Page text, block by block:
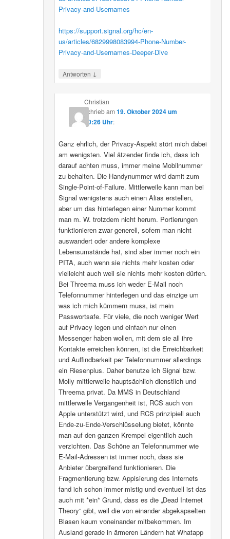
Privacy-and-Usernames
https://support.signal.org/hc/en-
us/articles/6829998083994-Phone-Number-
Privacy-and-Usernames-Deeper-Dive
Antworten ↓
Christian
schriebam 19. Oktober 2024 um
10:26 Uhr:
Ganz ehrlich, der Privacy-Aspekt stört mich dabei
am wenigsten. Viel ätzender finde ich, dass ich
darauf achten muss, immer meine Mobilnummer
zu behalten. Die Handynummer wird damit zum
Single-Point-of-Failure. Mittlerweile kann man bei
Signal wenigstens auch einen Alias erstellen,
aber um das hinterlegen einer Nummer kommt
man m. W. trotzdem nicht herum. Portierungen
funktionieren zwar generell, sofern man nicht
auswandert oder andere komplexe
Lebensumstände hat, sind aber immer noch ein
PITA, auch wenn sie nichts mehr kosten oder
vielleicht auch weil sie nichts mehr kosten dürfen.
Bei Threema muss ich weder E-Mail noch
Telefonnummer hinterlegen und das einzige um
was ich mich kümmern muss, ist mein
Passwortsafe. Für viele, die noch weniger Wert
auf Privacy legen und einfach nur einen
Messenger haben wollen, mit dem sie all ihre
Kontakte erreichen können, ist die Erreichbarkeit
und Auffindbarkeit per Telefonnummer allerdings
ein Riesenplus. Daher benutze ich Signal bzw.
Molly mittlerweile hauptsächlich dienstlich und
Threema privat. Da MMS in Deutschland
mittlerweile Vergangenheit ist, RCS auch von
Apple unterstützt wird, und RCS prinzipiell auch
Ende-zu-Ende-Verschlüsselung bietet, könnte
man auf den ganzen Krempel eigentlich auch
verzichten. Das Schöne an Telefonnummer wie
E-Mail-Adressen ist immer noch, dass sie
Anbieter übergreifend funktionieren. Die
Fragmentierung bzw. Appisierung des Internets
fand ich schon immer mistig und eventuell ist das
auch mit *ein* Grund, dass es die „Dead Internet
Theory“ gibt, weil die von einander abgekapselten
Blasen kaum voneinander mitbekommen. Im
Ausland gerade in ärmeren Ländern hat Whatapp